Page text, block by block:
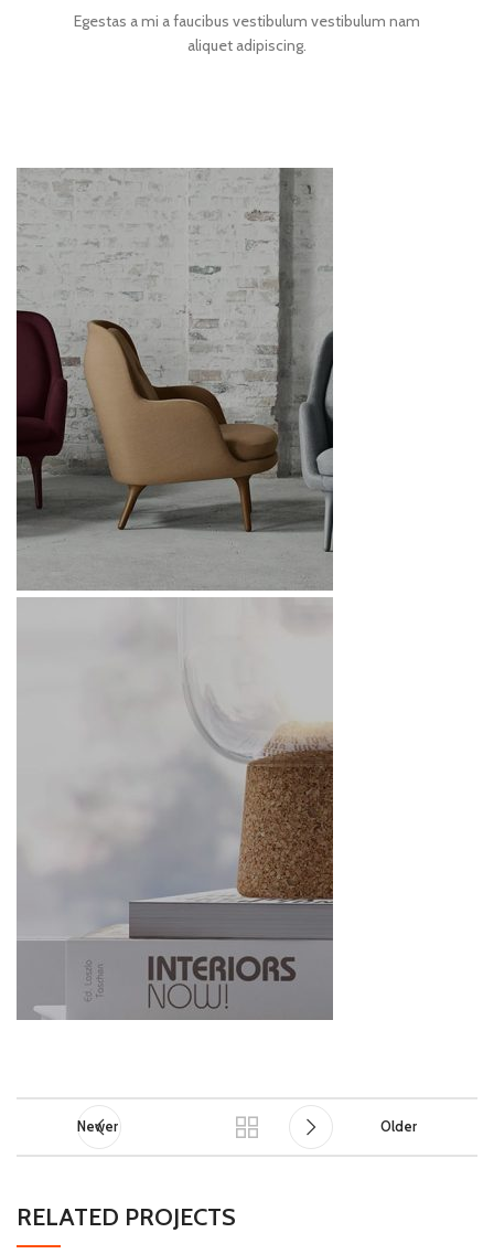
Egestas a mi a faucibus vestibulum vestibulum nam
aliquet adipiscing.
Newer Older
RELATED PROJECTS